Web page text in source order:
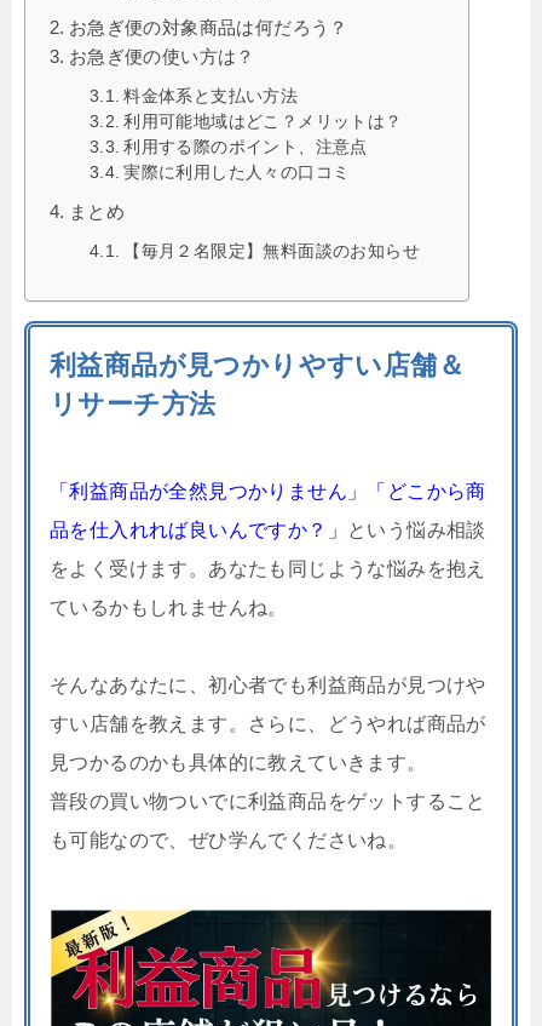
お急ぎ便の対象商品は何だろう？
お急ぎ便の使い方は？
料金体系と支払い方法
利用可能地域はどこ？メリットは？
利用する際のポイント、注意点
実際に利用した人々の口コミ
まとめ
【毎月２名限定】無料面談のお知らせ
利益商品が見つかりやすい店舗＆
リサーチ方法
「利益商品が全然見つかりません」「どこから商
品を仕入れれば良いんですか？」
という悩み相談
をよく受けます。あなたも同じような悩みを抱え
ているかもしれませんね。
そんなあなたに、初心者でも利益商品が見つけや
すい店舗を教えます。さらに、どうやれば商品が
見つかるのかも具体的に教えていきます。
普段の買い物ついでに利益商品をゲットすること
も可能なので、ぜひ学んでくださいね。